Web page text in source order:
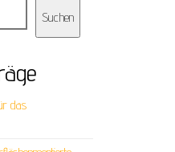
Suchen
das